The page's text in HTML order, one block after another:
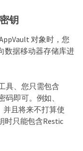
钥
对象时，您
数据移动器存储库进
具、您只需包含
码即可。例如、
并且将来不打算使
时只能包含Restic